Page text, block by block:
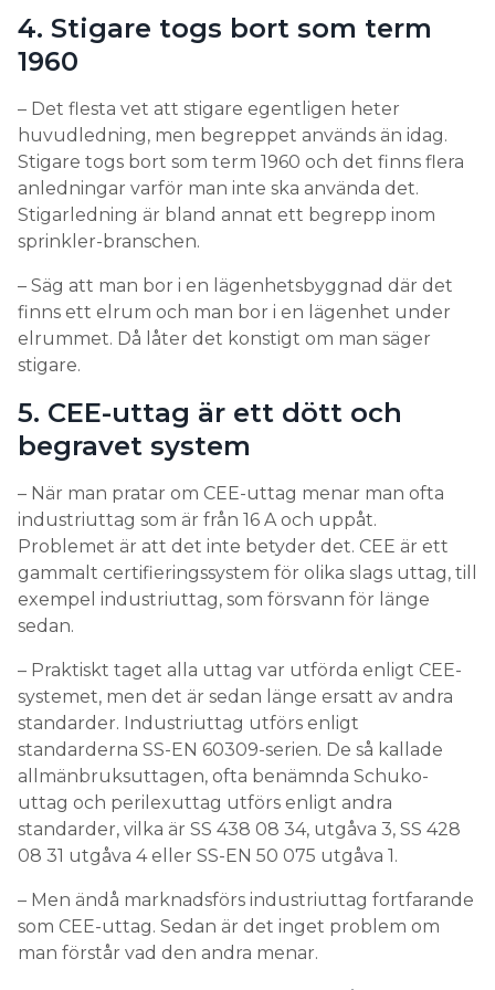
4. Stigare togs bort som term
1960
– Det flesta vet att stigare egentligen heter
huvudledning, men begreppet används än idag.
Stigare togs bort som term 1960 och det finns flera
anledningar varför man inte ska använda det.
Stigarledning är bland annat ett begrepp inom
sprinkler-branschen.
– Säg att man bor i en lägenhetsbyggnad där det
finns ett elrum och man bor i en lägenhet under
elrummet. Då låter det konstigt om man säger
stigare.
5. CEE-uttag är ett dött och
begravet system
– När man pratar om CEE-uttag menar man ofta
industriuttag som är från 16 A och uppåt.
Problemet är att det inte betyder det. CEE är ett
gammalt certifieringssystem för olika slags uttag, till
exempel industriuttag, som försvann för länge
sedan.
– Praktiskt taget alla uttag var utförda enligt CEE-
systemet, men det är sedan länge ersatt av andra
standarder. Industriuttag utförs enligt
standarderna SS-EN 60309-serien. De så kallade
allmänbruksuttagen, ofta benämnda Schuko-
uttag och perilexuttag utförs enligt andra
standarder, vilka är SS 438 08 34, utgåva 3, SS 428
08 31 utgåva 4 eller SS-EN 50 075 utgåva 1.
– Men ändå marknadsförs industriuttag fortfarande
som CEE-uttag. Sedan är det inget problem om
man förstår vad den andra menar.